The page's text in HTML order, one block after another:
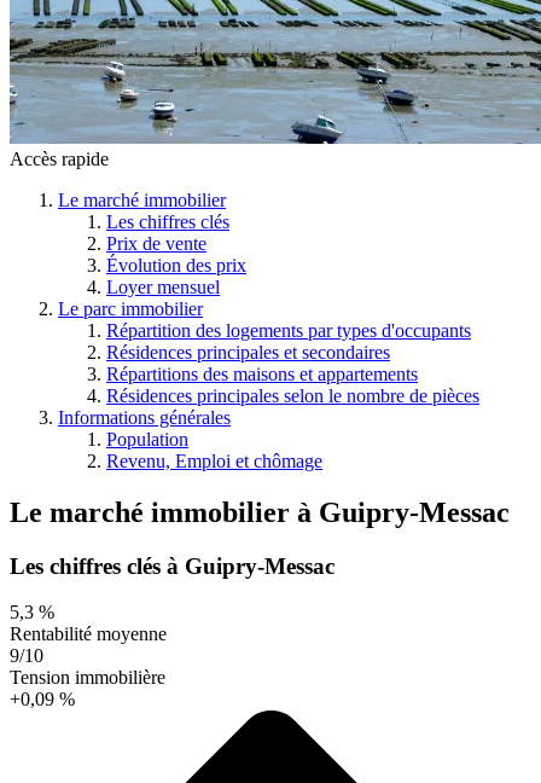
Accès rapide
Le marché immobilier
Les chiffres clés
Prix de vente
Évolution des prix
Loyer mensuel
Le parc immobilier
Répartition des logements par types d'occupants
Résidences principales et secondaires
Répartitions des maisons et appartements
Résidences principales selon le nombre de pièces
Informations générales
Population
Revenu, Emploi et chômage
Le marché immobilier à Guipry-Messac
Les chiffres clés à Guipry-Messac
5,3 %
Rentabilité moyenne
9/10
Tension immobilière
+0,09 %